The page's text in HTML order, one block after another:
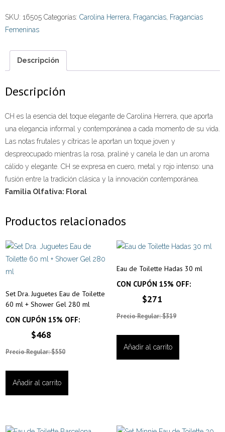
SKU: 16505 Categorías: Carolina Herrera, Fragancias, Fragancias
Femeninas
Descripción
Descripción
CH es la esencia del toque elegante de Carolina Herrera, que aporta
una elegancia informal y contemporánea a cada momento de su vida.
Las notas frutales y cítricas le aportan un toque joven y
despreocupado mientras la rosa, praliné y canela le dan un aroma
cálido y elegante. CH se expresa en cuero, metal y rojo intenso: una
fusión entre la tradición clásica y la innovación contemporánea.
Familia Olfativa: Floral
Productos relacionados
Set Dra. Juguetes Eau de Toilette
60 ml + Shower Gel 280 ml
CON CUPÓN 15% OFF:
$468
Precio Regular: $550
Añadir al carrito
Eau de Toilette Hadas 30 ml
CON CUPÓN 15% OFF:
$271
Precio Regular: $319
Añadir al carrito